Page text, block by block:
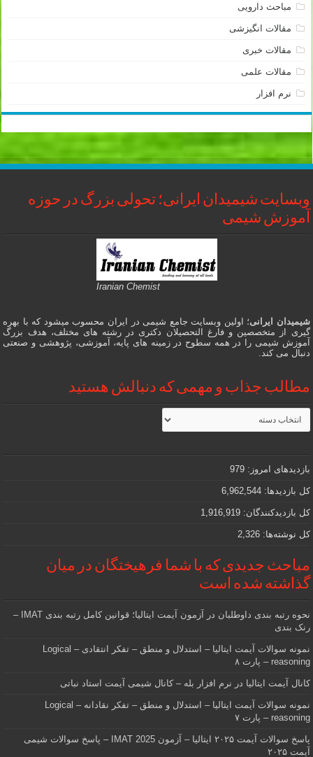
مباحث دارویی
مقالات انگیزشی
مقالات خبری
مقالات علمی
نرم افزار
وبسایت شیمیدان ایرانی؛ تحولی بزرگ در حوزه
آموزش شیمی
Iranian Chemist
شیمیدان ایرانی؛ اولین وبسایت جامع شیمی در ایران محسوب میشود که با بهره
گیری از متخصصین و فارغ التحصیلان دکتری در رشته های مختلف، هدف بزرگ
آموزش شیمی را در همه سطوح در زمینه های پایه، آموزشی، پژوهشی و صنعتی
دنبال می کند.
مطالب جذاب و مهمی که دنبالش هستید
مطالب
جذاب
و
که
دنبالش
هستید
بازدیدهای امروز: 979
کل بازدیدها: 6,962,544
کل بازدیدکنند‌گان: 1,916,919
کل نوشته‌ها: 2,326
مباحث جدیدی که با شما فرهیختگان در میان
گذاشته شده است
نحوه رتبه بندی داوطلبان در آزمون آیمت ایتالیا؛ قوانین کامل رتبه بندی IMAT –
رنک بندی
نمونه سوالات آیمت ایتالیا – استدلال و منطق – تفکر انتقادی – Logical
reasoning – پارت ۸
کانال آیمت ایتالیا در نرم افزار بله – کانال شیمی آیمت استاد نباتی
نمونه سوالات آیمت ایتالیا – استدلال و منطق – تفکر نقادانه – Logical
reasoning – پارت ۷
پاسخ سوالات آیمت ۲۰۲۵ ایتالیا – آزمون IMAT 2025 – پاسخ سوالات شیمی
آیمت ۲۰۲۵